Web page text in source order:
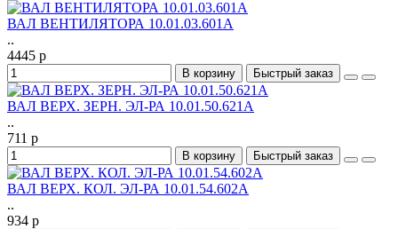
ВАЛ ВЕНТИЛЯТОРА 10.01.03.601А
..
4445 р
В корзину Быстрый заказ
ВАЛ ВЕРХ. ЗЕРН. ЭЛ-РА 10.01.50.621А
..
711 р
В корзину Быстрый заказ
ВАЛ ВЕРХ. КОЛ. ЭЛ-РА 10.01.54.602А
..
934 р